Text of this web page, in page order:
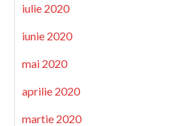
iulie 2020
iunie 2020
mai 2020
aprilie 2020
martie 2020